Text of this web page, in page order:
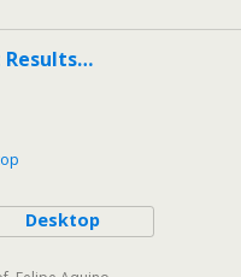
Results…
Desktop